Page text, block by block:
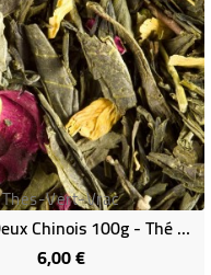
Thes-Vert-Vrac
Thé Des Deux Chinois 100g - Thé Vert Parfumé
6,00 €Prix